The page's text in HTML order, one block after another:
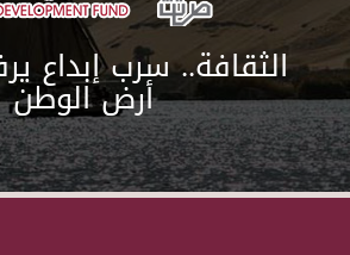
الثقافة.. سرب إبداع
أرض الوطن